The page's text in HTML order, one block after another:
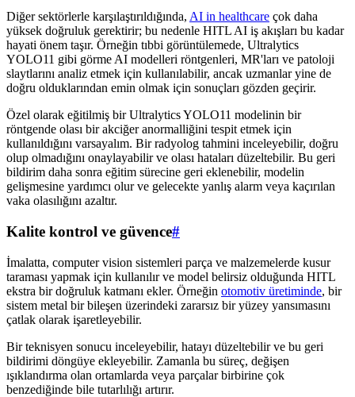
Diğer sektörlerle karşılaştırıldığında, AI in healthcare çok daha
yüksek doğruluk gerektirir; bu nedenle HITL AI iş akışları bu kadar
hayati önem taşır. Örneğin tıbbi görüntülemede, Ultralytics
YOLO11 gibi görme AI modelleri röntgenleri, MR'ları ve patoloji
slaytlarını analiz etmek için kullanılabilir, ancak uzmanlar yine de
doğru olduklarından emin olmak için sonuçları gözden geçirir.
Özel olarak eğitilmiş bir Ultralytics YOLO11 modelinin bir
röntgende olası bir akciğer anormalliğini tespit etmek için
kullanıldığını varsayalım. Bir radyolog tahmini inceleyebilir, doğru
olup olmadığını onaylayabilir ve olası hataları düzeltebilir. Bu geri
bildirim daha sonra eğitim sürecine geri eklenebilir, modelin
gelişmesine yardımcı olur ve gelecekte yanlış alarm veya kaçırılan
vaka olasılığını azaltır.
Kalite kontrol ve güvence#
İmalatta, computer vision sistemleri parça ve malzemelerde kusur
taraması yapmak için kullanılır ve model belirsiz olduğunda HITL
ekstra bir doğruluk katmanı ekler. Örneğin otomotiv üretiminde, bir
sistem metal bir bileşen üzerindeki zararsız bir yüzey yansımasını
çatlak olarak işaretleyebilir.
Bir teknisyen sonucu inceleyebilir, hatayı düzeltebilir ve bu geri
bildirimi döngüye ekleyebilir. Zamanla bu süreç, değişen
ışıklandırma olan ortamlarda veya parçalar birbirine çok
benzediğinde bile tutarlılığı artırır.